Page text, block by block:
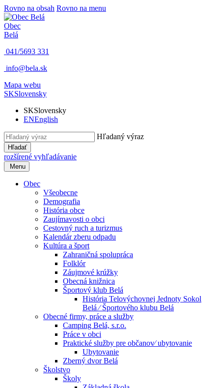
Rovno na obsah Rovno na menu
Obec
Belá
041/5693 331
info@bela.sk
Mapa webu
SKSlovensky
SKSlovensky
ENEnglish
Hľadaný výraz
Hľadať
rozšírené vyhľadávanie
Menu
Obec
Všeobecne
Demografia
História obce
Zaujímavosti o obci
Cestovný ruch a turizmus
Kalendár zberu odpadu
Kultúra a šport
Zahraničná spolupráca
Folklór
Záujmové krúžky
Obecná knižnica
Športový klub Belá
História Telovýchovnej Jednoty Sokol
Belá ⁄ Športového klubu Belá
Obecné firmy, práce a služby
Camping Belá, s.r.o.
Práce v obci
Praktické služby pre občanov⁄ ubytovanie
Ubytovanie
Zberný dvor Belá
Školstvo
Školy